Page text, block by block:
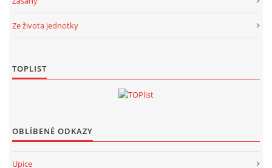
Ze života jednotky
TOPLIST
OBLÍBENÉ ODKAZY
Upice